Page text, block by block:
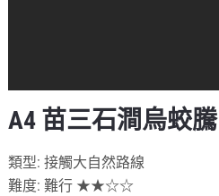
A4 苗三石澗烏蛟騰
類型: 接觸大自然路線
難度: 難行 ★★☆☆